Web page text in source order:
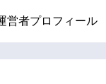
営者プロフィール